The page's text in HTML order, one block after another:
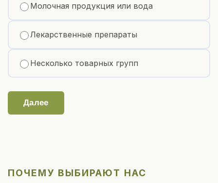
Молочная продукция или вода
Лекарственные препараты
Несколько товарных групп
Далее
ПОЧЕМУ ВЫБИРАЮТ НАС